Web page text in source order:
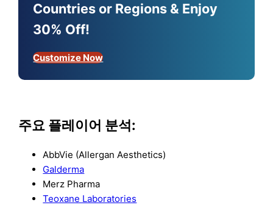
Countries or Regions & Enjoy
30% Off!
Customize Now
주요 플레이어 분석:
AbbVie (Allergan Aesthetics)
Galderma
Merz Pharma
Teoxane Laboratories